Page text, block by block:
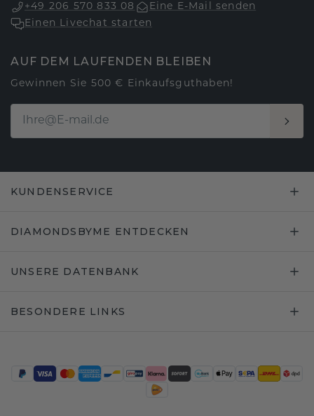
+49 206 570 833 08
Eine E-Mail senden
Einen Livechat starten
AUF DEM LAUFENDEN BLEIBEN
Gewinnen Sie 500 € Einkaufsguthaben!
KUNDENSERVICE
DIAMONDSBYME ENTDECKEN
UNSERE DATENBANK
BESONDERE LINKS